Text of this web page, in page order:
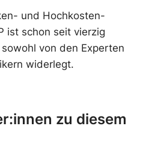
und Hochkosten-
ist schon seit vierzig
von den Experten
widerlegt.
zu diesem